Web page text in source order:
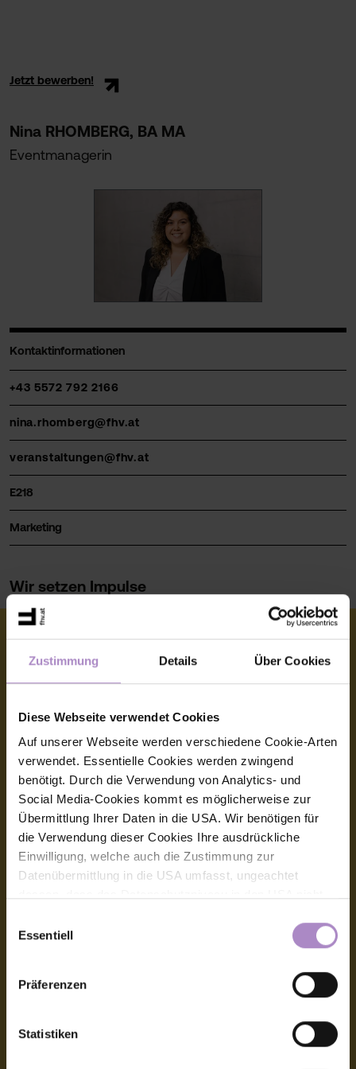
Zustimmung Details Über Cookies
Diese Webseite verwendet Cookies
Auf unserer Webseite werden verschiedene Cookie-Arten
verwendet. Essentielle Cookies werden zwingend
benötigt. Durch die Verwendung von Analytics- und
Social Media-Cookies kommt es möglicherweise zur
Übermittlung Ihrer Daten in die USA. Wir benötigen für
die Verwendung dieser Cookies Ihre ausdrückliche
Einwilligung, welche auch die Zustimmung zur
Datenübermittlung in die USA umfasst, ungeachtet
für die Rechte und Freiheiten der betroffenen Personen
nach sich ziehen kann. Die Einwilligung erteilen Sie
dadurch, dass Sie die ausgewählten Cookies durch
Aktivierung des Buttons akzeptieren. Sie können Ihre
das runde co Symbol rechts unten auf der Webseite -
jederzeit widerrufen. Durch den Widerruf der Einwilligung
Essentiell
Präferenzen
Statistiken
Jetzt bewerben!
Nina RHOMBERG, BA MA
Eventmanagerin
Kontaktinformationen
+43 5572 792 2166
nina.rhomberg@fhv.at
veranstaltungen@fhv.at
E218
Marketing
Wir setzen Impulse
© FHV 2026
Impressum
Datenschutz
Barrierefreiheitserklärung
Hinweisgeber:innensystem (Whistleblower-System)
Amtssignatur, elektronische Signatur
CAMPUS V, Hochschulstraße 1
6850 Dornbirn
+43 5572 792